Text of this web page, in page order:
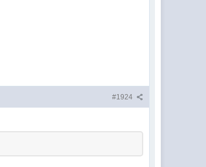
#1924